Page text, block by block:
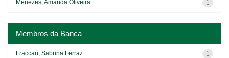
1
Menezes, Amanda Oliveira
Membros da Banca
1
Fraccari, Sabrina Ferraz